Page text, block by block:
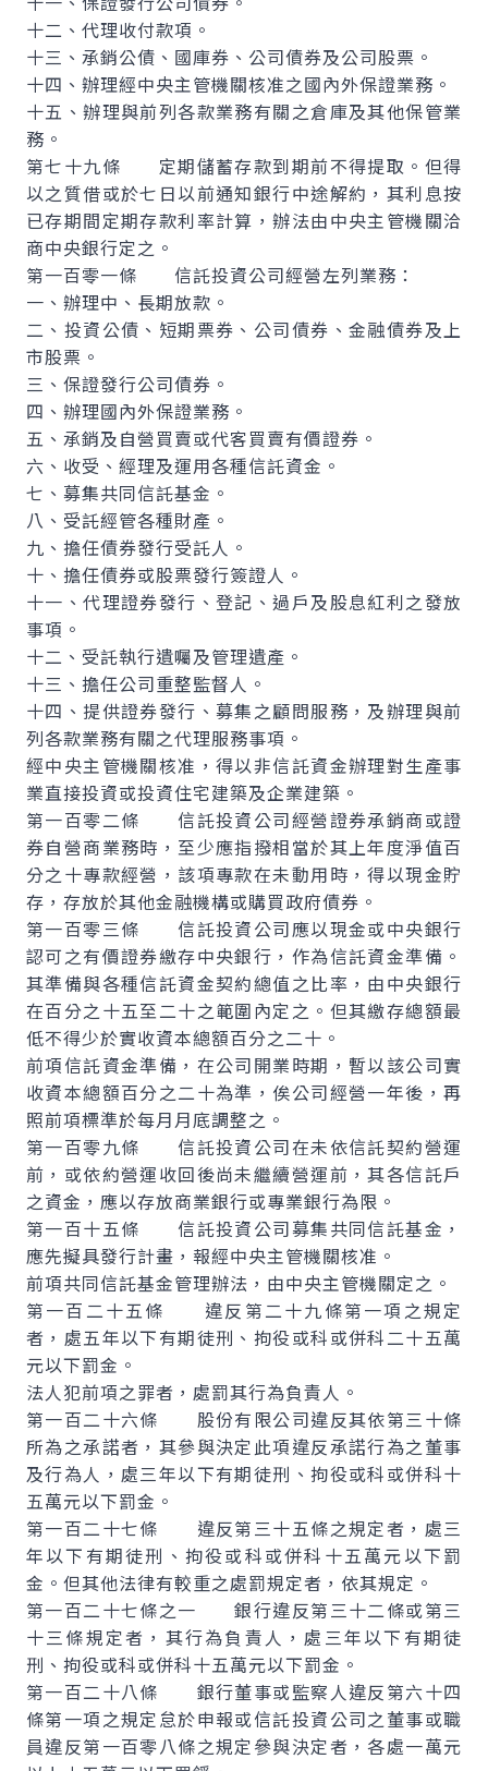
十二、代理收付款項。
十三、承銷公債、國庫券、公司債券及公司股票。
十四、辦理經中央主管機關核准之國內外保證業務。
十五、辦理與前列各款業務有關之倉庫及其他保管業
務。
第七十九條 定期儲蓄存款到期前不得提取。但得
以之質借或於七日以前通知銀行中途解約，其利息按
已存期間定期存款利率計算，辦法由中央主管機關洽
商中央銀行定之。
第一百零一條 信託投資公司經營左列業務：
一、辦理中、長期放款。
二、投資公債、短期票券、公司債券、金融債券及上
市股票。
三、保證發行公司債券。
四、辦理國內外保證業務。
五、承銷及自營買賣或代客買賣有價證券。
六、收受、經理及運用各種信託資金。
七、募集共同信託基金。
八、受託經管各種財產。
九、擔任債券發行受託人。
十、擔任債券或股票發行簽證人。
十一、代理證券發行、登記、過戶及股息紅利之發放
事項。
十二、受託執行遺囑及管理遺產。
十三、擔任公司重整監督人。
十四、提供證券發行、募集之顧問服務，及辦理與前
列各款業務有關之代理服務事項。
經中央主管機關核准，得以非信託資金辦理對生產事
業直接投資或投資住宅建築及企業建築。
第一百零二條 信託投資公司經營證券承銷商或證
券自營商業務時，至少應指撥相當於其上年度淨值百
分之十專款經營，該項專款在未動用時，得以現金貯
存，存放於其他金融機構或購買政府債券。
第一百零三條 信託投資公司應以現金或中央銀行
認可之有價證券繳存中央銀行，作為信託資金準備。
其準備與各種信託資金契約總值之比率，由中央銀行
在百分之十五至二十之範圍內定之。但其繳存總額最
低不得少於實收資本總額百分之二十。
前項信託資金準備，在公司開業時期，暫以該公司實
收資本總額百分之二十為準，俟公司經營一年後，再
照前項標準於每月月底調整之。
第一百零九條 信託投資公司在未依信託契約營運
前，或依約營運收回後尚未繼續營運前，其各信託戶
之資金，應以存放商業銀行或專業銀行為限。
第一百十五條 信託投資公司募集共同信託基金，
應先擬具發行計畫，報經中央主管機關核准。
前項共同信託基金管理辦法，由中央主管機關定之。
第一百二十五條 違反第二十九條第一項之規定
者，處五年以下有期徒刑、拘役或科或併科二十五萬
元以下罰金。
法人犯前項之罪者，處罰其行為負責人。
第一百二十六條 股份有限公司違反其依第三十條
所為之承諾者，其參與決定此項違反承諾行為之董事
及行為人，處三年以下有期徒刑、拘役或科或併科十
五萬元以下罰金。
第一百二十七條 違反第三十五條之規定者，處三
年以下有期徒刑、拘役或科或併科十五萬元以下罰
金。但其他法律有較重之處罰規定者，依其規定。
第一百二十七條之一 銀行違反第三十二條或第三
十三條規定者，其行為負責人，處三年以下有期徒
刑、拘役或科或併科十五萬元以下罰金。
第一百二十八條 銀行董事或監察人違反第六十四
條第一項之規定怠於申報或信託投資公司之董事或職
員違反第一百零八條之規定參與決定者，各處一萬元